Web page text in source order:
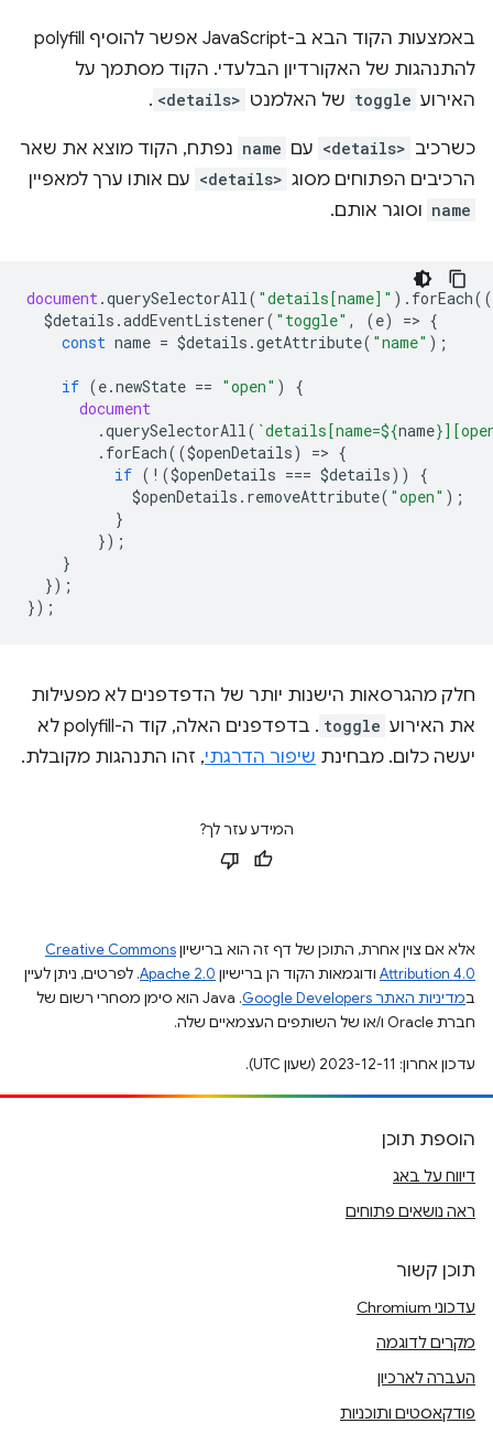
באמצעות הקוד הבא ב-JavaScript אפשר להוסיף polyfill
להתנהגות של האקורדיון הבלעדי. הקוד מסתמך על
האירוע toggle של האלמנט <details>
.
כשרכיב <details> עם name נפתח, הקוד מוצא את שאר
הרכיבים הפתוחים מסוג <details> עם אותו ערך למאפיין
name וסוגר אותם.
document.querySelectorAll( "details[name]" ). forEach((
$details .addEventListener( "toggle" , (e) => {
const name = $details .getAttribute( "name" );
if (e.newState == "open" )
{
document
.querySelectorAll( `details[name=${name}
. forEach(($openDetails) => {
if ( ! ($openDetails === $details))
{
$openDetails . removeAttribute( "open" );
}
});
}
});
});
חלק מהגרסאות הישנות יותר של הדפדפנים לא מפעילות
את האירוע toggle
. בדפדפנים האלה, קוד ה-polyfill לא
יעשה כלום. מבחינת שיפור הדרגתי, זהו התנהגות מקובלת.
המידע עזר לך?
אלא אם צוין אחרת, התוכן של דף זה הוא ברישיוןCreative Commons
Attribution 4.0 ודוגמאות הקוד הן ברישיון Apache 2.0. לפרטים, ניתן לעיין
במדיניות האתר Google Developers‏
.‏ Java הוא סימן מסחרי רשום של
חברת Oracle ו/או של השותפים העצמאיים שלה.
עדכון אחרון: 2023-12-11 (שעון UTC).
הוספת תוכן
דיווח על באג
ראה נושאים פתוחים
תוכן קשור
עדכוני Chromium
מקרים לדוגמה
העברה לארכיון
פודקאסטים ותוכניות